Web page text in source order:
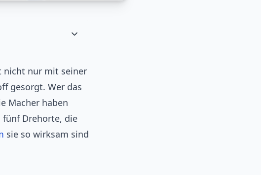
nicht nur mit seiner
gesorgt. Wer das
Macher haben
fünf Drehorte, die
sie so wirksam sind